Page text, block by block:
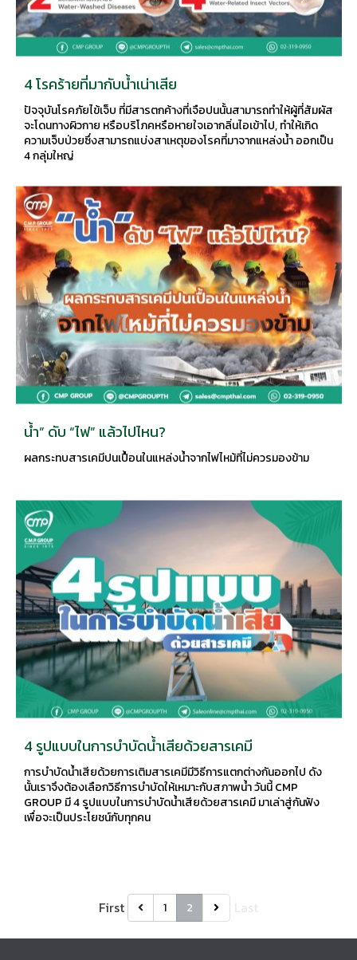
4 โรคร้ายที่มากับน้ำเน่าเสีย
ปัจจุบันโรคภัยไข้เจ็บ ที่มีสารตกค้างที่เจือปนนั้นสามารถทำให้ผู้ที่สัมผัส
จะโดนทางผิวกาย หรือบริโภคหรือหายใจเอากลิ่นไอเข้าไป, ทำให้เกิด
ความเจ็บป่วยซึ่งสามารถแบ่งสาเหตุของโรคที่มาจากแหล่งน้ำ ออกเป็น
4 กลุ่มใหญ่
น้ำ” ดับ “ไฟ” แล้วไปไหน?
ผลกระทบสารเคมีปนเปื้อนในแหล่งน้ำจากไฟไหม้ที่ไม่ควรมองข้าม
4 รูปแบบในการบำบัดน้ำเสียด้วยสารเคมี
การบำบัดน้ำเสียด้วยการเติมสารเคมีมีวิธีการแตกต่างกันออกไป ดัง
นั้นเราจึงต้องเลือกวิธีการบำบัดให้เหมาะกับสภาพน้ำ วันนี้ CMP
GROUP มี 4 รูปแบบในการบำบัดน้ำเสียด้วยสารเคมี มาเล่าสู่กันฟัง
เพื่อจะเป็นประโยชน์กับทุกคน
First 1 2